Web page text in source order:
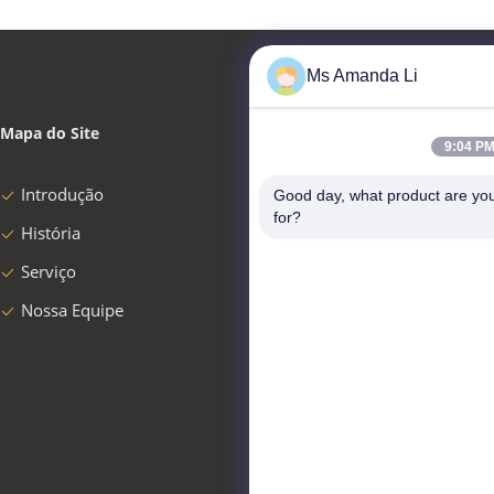
Mapa do Site
Introdução
História
Serviço
Nossa Equipe
Dongguan
Machinery
Ms Amanda Li
9:04 PM
Good day, what product are
for?